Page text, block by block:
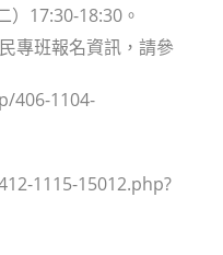
）17:30-18:30。
專班報名資訊，請參
406-1104-
1115-15012.php?